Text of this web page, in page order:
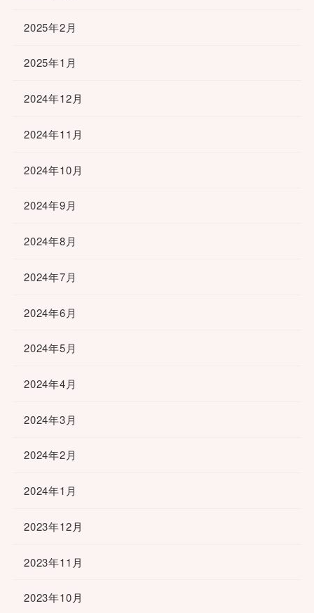
2025年2月
2025年1月
2024年12月
2024年11月
2024年10月
2024年9月
2024年8月
2024年7月
2024年6月
2024年5月
2024年4月
2024年3月
2024年2月
2024年1月
2023年12月
2023年11月
2023年10月